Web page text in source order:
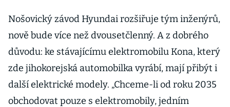
Nošovický závod Hyundai rozšiřuje tým inženýrů,
nově bude více než dvousetčlenný. A z dobrého
důvodu: ke stávajícímu elektromobilu Kona, který
zde jihokorejská automobilka vyrábí, mají přibýt i
další elektrické modely. „Chceme-li od roku 2035
obchodovat pouze s elektromobily, jedním